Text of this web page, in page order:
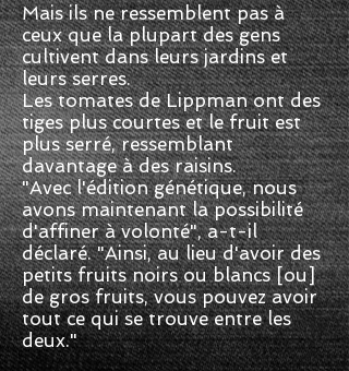
Mais ils ne ressemblent pas à
ceux que la plupart des gens
cultivent dans leurs jardins et
leurs serres.
Les tomates de Lippman ont des
tiges plus courtes et le fruit est
plus serré, ressemblant
davantage à des raisins.
"Avec l'édition génétique, nous
avons maintenant la possibilité
d'affiner à volonté", a-t-il
déclaré. "Ainsi, au lieu d'avoir des
petits fruits noirs ou blancs [ou]
de gros fruits, vous pouvez avoir
tout ce qui se trouve entre les
deux."